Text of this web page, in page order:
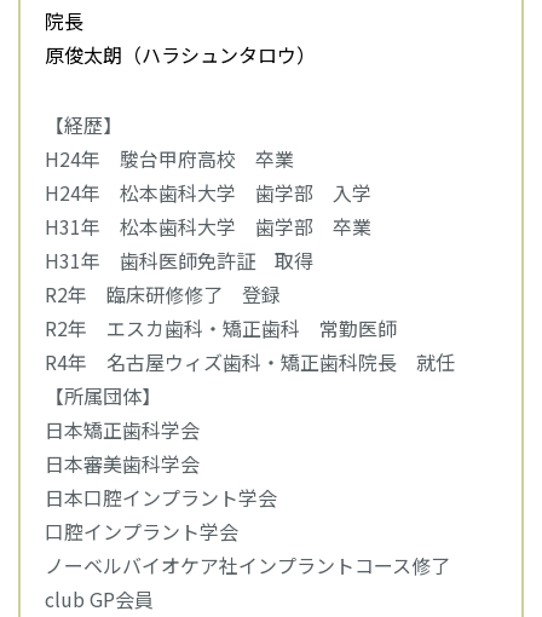
院長
原俊太朗（ハラシュンタロウ）
【経歴】
H24年 駿台甲府高校 卒業
H24年 松本歯科大学 歯学部 入学
H31年 松本歯科大学 歯学部 卒業
H31年 歯科医師免許証 取得
R2年 臨床研修修了 登録
R2年 エスカ歯科・矯正歯科 常勤医師
R4年 名古屋ウィズ歯科・矯正歯科院長 就任
【所属団体】
日本矯正歯科学会
日本審美歯科学会
日本口腔インプラント学会
口腔インプラント学会
ノーベルバイオケア社インプラントコース修了
club GP会員